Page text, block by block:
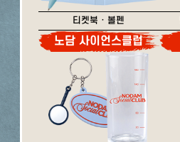
티켓북 · 볼펜
노담 사이언스클럽